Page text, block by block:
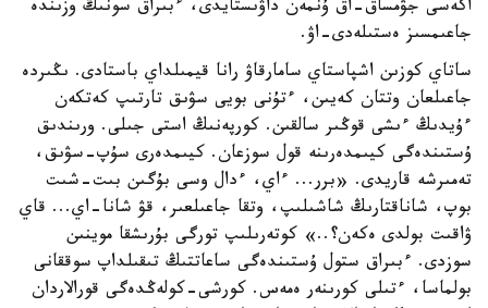
اكەسى جۋمساق-اق ۇنمەن داۋىستايدى، ءبىراق سونىڭ وزىندە
جاعىمسىز ەستىلەدى-اۋ.
ساتاي كوزىن اشپاستاي سامارقاۋ رانا قيمىلداي باستادى. ىڭىردە
جاعىلعان وتتان كەيىن، ءتۇنى بويى سۋىق تارتىپ كەتكەن
ءۇيدىڭ ءىشى قوڭىر سالقىن. كورپەنىڭ استى جىلى. ورىندىق
ۇستىندەگى كيىمدەرىنە قول سوزعان. كيىمدەرى سۇپ-سۋىق،
تەمىرشە قاريدى. «برر... ءاي، ءدال وسى بۇگىن بىت-شىت
بوپ، شاناقتارىڭ شاشىلىپ، وتقا جاعىلعىر، قۋ شانا-اي... قاي
ۋاقىت بولدى ەكەن؟..» كوتەرىلىپ تورگى بۇرىشقا موينىن
سوزدى. ءبىراق ستول ۇستىندەگى ساعاتتىڭ تىقىلداپ سوققانى
بولماسا، ءتىلى كورىنەر ەمەس. كورشى-كولەڭدەگى قورالاردان